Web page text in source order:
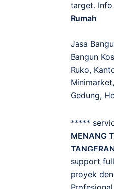
target. Info
Rumah
Jasa
Bangun
Ruko,
Gedung,
*****
MENANG
support
proyek